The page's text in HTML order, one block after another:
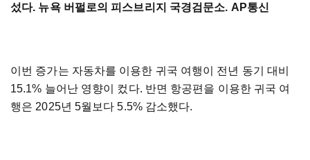
섰다. 뉴욕 버펄로의 피스브리지 국경검문소. AP통신
이번 증가는 자동차를 이용한 귀국 여행이 전년 동기 대비
15.1% 늘어난 영향이 컸다. 반면 항공편을 이용한 귀국 여
행은 2025년 5월보다 5.5% 감소했다.